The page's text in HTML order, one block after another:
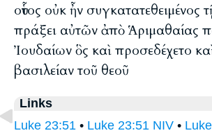
οὗτος οὐκ ἦν συγκατατεθειμένος
πράξει αὐτῶν ἀπὸ Ἁριμαθαίας
Ἰουδαίων ὃς καὶ προσεδέχετο
βασιλείαν τοῦ θεοῦ
Links
Luke 23:51 • Luke 23:51 NIV •